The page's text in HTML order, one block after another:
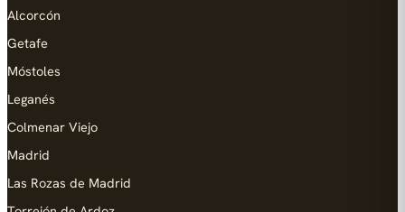
Alcorcón
Getafe
Móstoles
Leganés
Colmenar Viejo
Madrid
Las Rozas de Madrid